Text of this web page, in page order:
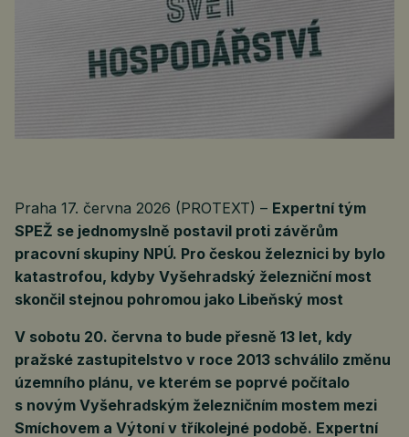
Praha 17. června 2026 (PROTEXT) – Expertní tým
SPEŽ se jednomyslně postavil proti závěrům
pracovní skupiny NPÚ. Pro českou železnici by bylo
katastrofou, kdyby Vyšehradský železniční most
skončil stejnou pohromou jako Libeňský most
V sobotu 20. června to bude přesně 13 let, kdy
pražské zastupitelstvo v roce 2013 schválilo změnu
územního plánu, ve kterém se poprvé počítalo
s novým Vyšehradským železničním mostem mezi
Smíchovem a Výtoní v tříkolejné podobě. Expertní